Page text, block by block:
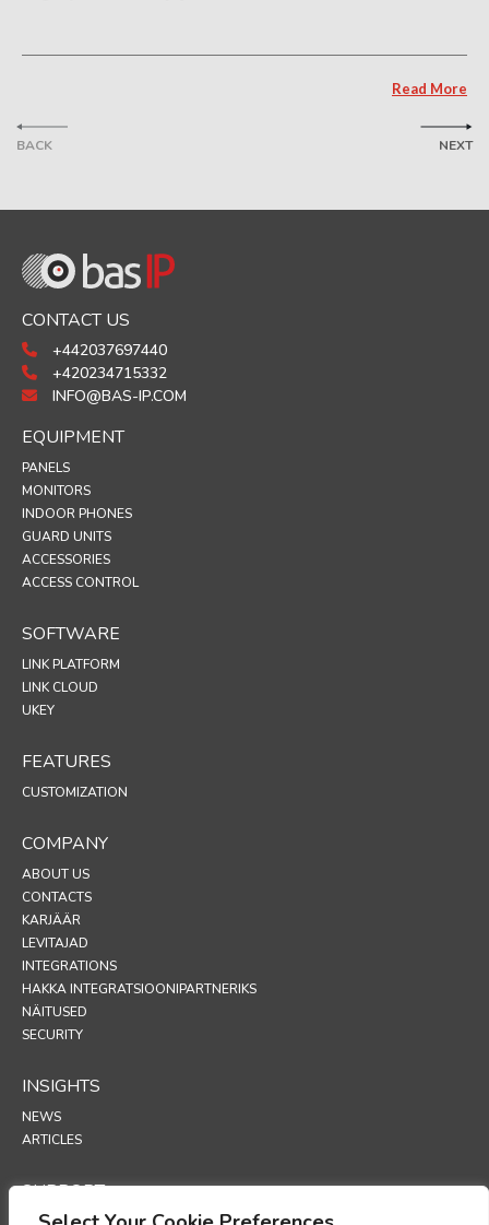
BACK
Read More
NEXT
CONTACT US
+442037697440
+420234715332
INFO@BAS-IP.COM
EQUIPMENT
PANELS
MONITORS
INDOOR PHONES
GUARD UNITS
ACCESSORIES
ACCESS CONTROL
SOFTWARE
LINK PLATFORM
LINK CLOUD
UKEY
FEATURES
CUSTOMIZATION
COMPANY
ABOUT US
CONTACTS
KARJÄÄR
LEVITAJAD
INTEGRATIONS
HAKKA INTEGRATSIOONIPARTNERIKS
NÄITUSED
SECURITY
INSIGHTS
NEWS
ARTICLES
SUPPORT